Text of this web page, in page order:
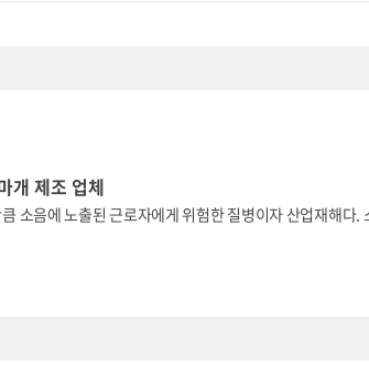
개 제조 업체
소음에 노출된 근로자에게 위험한 질병이자 산업재해다.